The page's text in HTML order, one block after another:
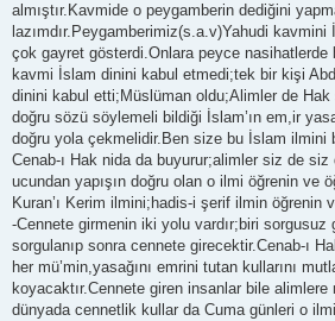
almıştır.Kavmide o peygamberin dediğini
lazımdır.Peygamberimiz(s.a.v)Yahudi
çok gayret gösterdi.Onlara peyce nasihatlerde
kavmi İslam dinini kabul etmedi;tek bir kişi
dinini kabul etti;Müslüman oldu;Alimler de Hak
doğru sözü söylemeli bildiği İslam’ın em,ir
doğru yola çekmelidir.Ben size bu İslam ilmini
Cenab-ı Hak nida da buyurur;alimler siz de
ucundan yapışın doğru olan o ilmi öğrenin ve
Kuran’ı Kerim ilmini;hadis-i şerif ilmin öğrenin
-Cennete girmenin iki yolu vardır;biri
sorgulanıp sonra cennete girecektir.Cenab-ı
her mü’min,yasağını emrini tutan kullarını
koyacaktır.Cennete giren insanlar bile alimlere
dünyada cennetlik kullar da Cuma günleri o